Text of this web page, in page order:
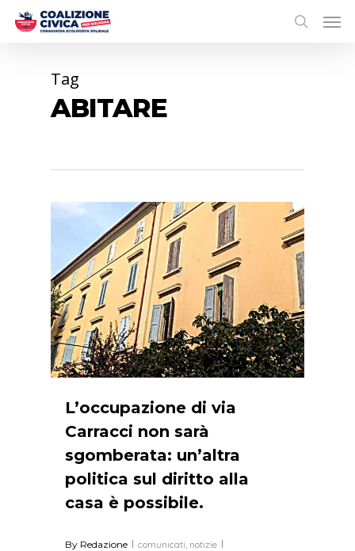
Tag
ABITARE
L’occupazione di via
Carracci non sarà
sgomberata: un’altra
politica sul diritto alla
casa è possibile.
By Redazione comunicati notizie
0